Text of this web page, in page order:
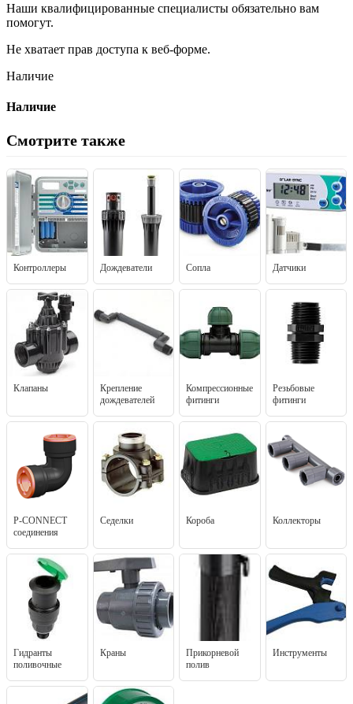
Наши квалифицированные специалисты обязательно вам
помогут.
Не хватает прав доступа к веб-форме.
Наличие
Наличие
Смотрите также
Контроллеры Дождеватели Сопла Датчики
Клапаны
Крепление
дождевателей
Компрессионные
фитинги
Резьбовые
фитинги
P-CONNECT
соединения
Седелки Короба Коллекторы
Гидранты
поливочные
Краны
Прикорневой
полив
Инструменты